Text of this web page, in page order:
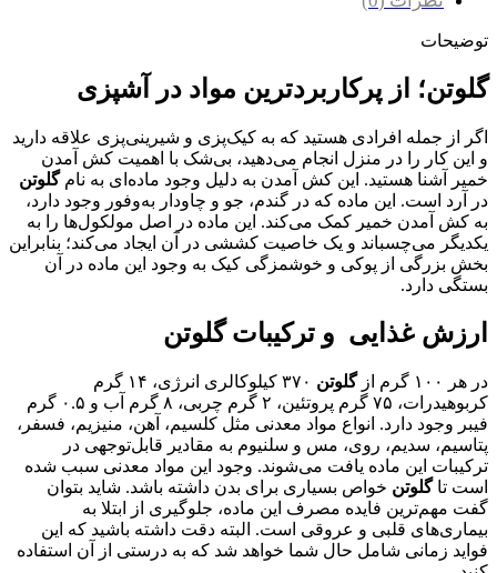
توضیحات
گلوتن؛ از پرکاربردترین مواد در آشپزی
اگر از جمله افرادی هستید که به کیک‌پزی و شیرینی‌پزی علاقه دارید
و این کار را در منزل انجام می‌دهید، بی‌شک با اهمیت کش آمدن
خمیر آشنا هستید. این کش آمدن به دلیل وجود ماده‌ای به نامگلوتن
در آرد است. این ماده که در گندم، جو و چاودار به‌وفور وجود دارد،
به کش آمدن خمیر کمک می‌کند. این ماده در اصل مولکول‌ها را به
یکدیگر می‌چسباند و یک خاصیت کششی در آن ایجاد می‌کند؛ بنابراین
بخش بزرگی از پوکی و خوشمزگی کیک به وجود این ماده در آن
بستگی دارد.
ارزش غذایی و ترکیبات گلوتن
در هر ۱۰۰ گرم از گلوتن
۳۷۰ کیلوکالری انرژی، ۱۴ گرم
کربوهیدرات، ۷۵ گرم پروتئین، ۲ گرم چربی، ۸ گرم آب و ۰.۵ گرم
فیبر وجود دارد. انواع مواد معدنی مثل کلسیم، آهن، منیزیم، فسفر،
پتاسیم، سدیم، روی، مس و سلنیوم به مقادیر قابل‌توجهی در
ترکیبات این ماده یافت می‌شوند. وجود این مواد معدنی سبب شده
است تاگلوتن خواص بسیاری برای بدن داشته باشد. شاید بتوان
گفت مهم‌ترین فایده مصرف این ماده، جلوگیری از ابتلا به
بیماری‌های قلبی و عروقی است. البته دقت داشته باشید که این
فواید زمانی شامل حال شما خواهد شد که به درستی از آن استفاده